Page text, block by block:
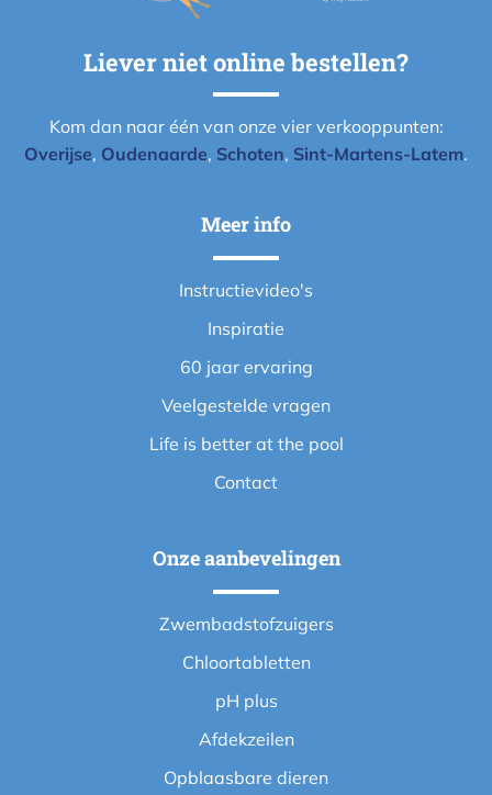
Liever niet online bestellen?
Kom dan naar één van onze vier verkooppunten:
Overijse, Oudenaarde, Schoten, Sint-Martens-Latem.
Meer info
Instructievideo's
Inspiratie
60 jaar ervaring
Veelgestelde vragen
Life is better at the pool
Contact
Onze aanbevelingen
Zwembadstofzuigers
Chloortabletten
pH plus
Afdekzeilen
Opblaasbare dieren